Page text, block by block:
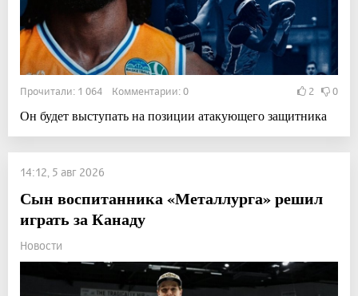
Прочитали: 1 064 Комментарии: 0 2 0
Он будет выступать на позиции атакующего защитника
14:12, 5 авг 2026
Сын воспитанника «Металлурга» решил
играть за Канаду
Новости